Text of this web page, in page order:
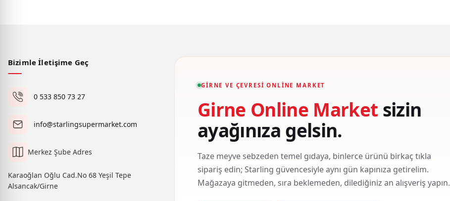
Bizimle İletişime Geç
0 533 850 73 27
info@starlingsupermarket.com
Merkez Şube Adres
Karaoğlan Oğlu Cad.No 68 Yeşil Tepe
Alsancak/Girne
GIRNE VE ÇEVRESI ONLINE MARKET
Girne Online Market sizin
ayağınıza gelsin.
Taze meyve sebzeden temel gıdaya, binlerce ürünü birkaç tıkla
sipariş edin; Starling güvencesiyle aynı gün kapınıza getirelim.
Mağazaya gitmeden, sıra beklemeden, dilediğiniz an alışveriş yapın.